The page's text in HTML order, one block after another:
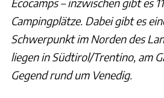
Ecocamps – inzwischen gibt es
Campingplätze. Dabei gibt es
Schwerpunkt im Norden des
liegen in Südtirol/Trentino, am
Gegend rund um Venedig.